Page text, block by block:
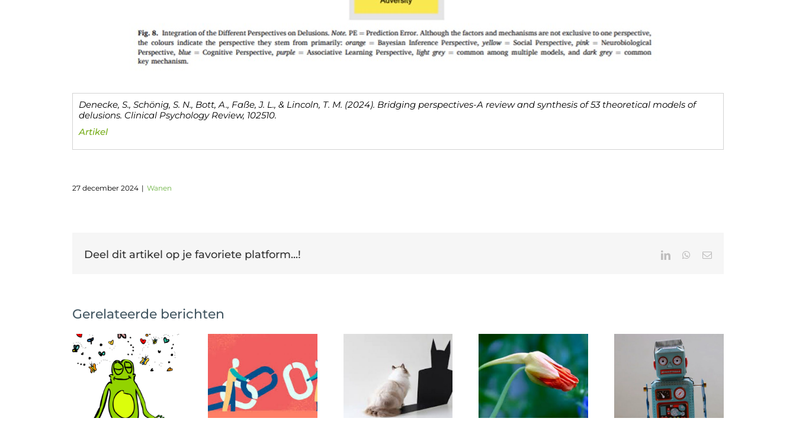
Denecke, S., Schönig, S. N., Bott, A., Faße, J. L., & Lincoln, T. M. (2024). Bridging perspectives-A review and synthesis of 53 theoretical models of
delusions. Clinical Psychology Review, 102510.
Artikel
27 december 2024 | Wanen
Deel dit artikel op je favoriete platform...! LinkedInWhatsApp
E-
Gerelateerde berichten